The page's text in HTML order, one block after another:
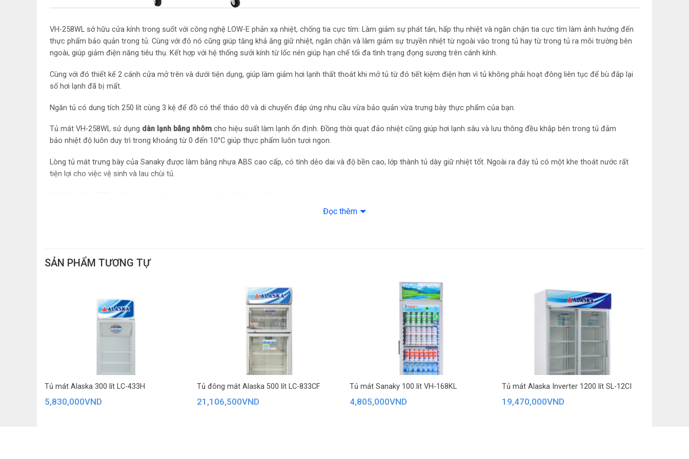
VH-258WL sở hữu cửa kính trong suốt với công nghệ LOW-E phản xạ nhiệt, chống tia cực tím: Làm giảm sự phát tán, hấp thụ nhiệt và ngăn chặn tia cực tím làm ảnh hưởng đến
thực phẩm bảo quản trong tủ. Cùng với đó nó cũng giúp tăng khả ăng giữ nhiệt, ngăn chặn và làm giảm sự truyền nhiệt từ ngoài vào trong tủ hay từ trong tủ ra môi trường bên
ngoài, giúp giảm điện năng tiêu thụ. Kết hợp với hệ thống sưởi kính từ lốc nén giúp hạn chế tối đa tình trạng đọng sương trên cánh kính.
Cùng với đó thiết kế 2 cánh cửa mở trên và dưới tiện dụng, giúp làm giảm hơi lạnh thất thoát khi mở tủ từ đó tiết kiệm điện hơn vì tủ không phải hoạt đông liên tục để bù đắp lại
số hơi lạnh đã bị mất.
Ngăn tủ có dung tích 250 lít cùng 3 kệ để đồ có thể tháo dỡ và di chuyển đáp ứng nhu cầu vừa bảo quản vừa trưng bày thực phẩm của bạn.
Tủ mát VH-258WL sử dụng dàn lạnh bằng nhôm cho hiệu suất làm lạnh ổn định. Đồng thời quạt đảo nhiệt cũng giúp hơi lạnh sâu và lưu thông đều khắp bên trong tủ đảm
bảo nhiệt độ luôn duy trì trong khoảng từ 0 đến 10°C giúp thực phẩm luôn tươi ngon.
Lòng tủ mát trưng bày của Sanaky được làm bằng nhựa ABS cao cấp, có tính dẻo dai và độ bền cao, lớp thành tủ dày giữ nhiệt tốt. Ngoài ra đáy tủ có một khe thoát nước rất
tiện lợi cho việc vệ sinh và lau chùi tủ.
Chân tủ được lắp đặt 4 bánh xe chịu lực giúp việc di chuyển dễ dàng hơn mà không tốn nhiều sức.
Đọc thêm
SẢN PHẨM TƯƠNG TỰ
Tủ mát Alaska 300 lít LC-433H
5,830,000VND
Tủ đông mát Alaska 500 lít LC-833CF
21,106,500VND
Tủ mát Sanaky 100 lít VH-168KL
4,805,000VND
Tủ mát Alaska Inverter 1200 lít SL-12CI
19,470,000VND